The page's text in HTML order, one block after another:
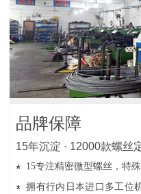
品牌保障
15年沉淀 · 12000款螺丝
15专注精密微型螺丝，特
拥有行内日本进口多工位